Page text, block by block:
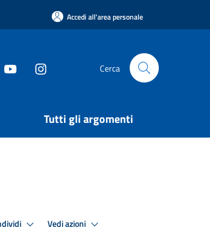
Accedi all'area personale
Cerca
Tutti gli argomenti
Vedi azioni